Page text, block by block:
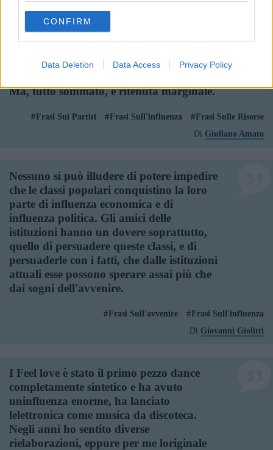
use your data for below specified purposes in below Google
consent section.
CONFIRM
Data Deletion Data Access Privacy Policy
non significa granché perché non
influenza i grandi numeri come facevano
cultura, insomma, agli occhi del potere è
Ma, tutto sommato, è ritenuta marginale.
Frasi Sui Partiti Frasi Sull'influenza
Frasi Sulle Risorse
Di Giuliano Amato
Nessuno si può illudere di potere impedire
che le classi popolari conquistino la loro
parte di influenza economica e di
influenza politica. Gli amici delle
istituzioni hanno un dovere soprattutto,
quello di persuadere queste classi, e di
persuaderle con i fatti, che dalle istituzioni
attuali esse possono sperare assai più che
dai sogni dell'avvenire.
Frasi Sull'avvenire
Frasi Sull'influenza
Di Giovanni Giolitti
I Feel love è stato il primo pezzo dance
completamente sintetico e ha avuto
uninfluenza enorme, ha lanciato
lelettronica come musica da discoteca.
Negli anni ho sentito diverse
rielaborazioni, eppure per me loriginale